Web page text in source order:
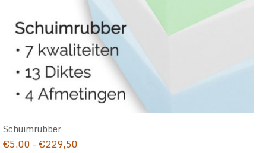
Schuimrubber
€5,00 -€229,50